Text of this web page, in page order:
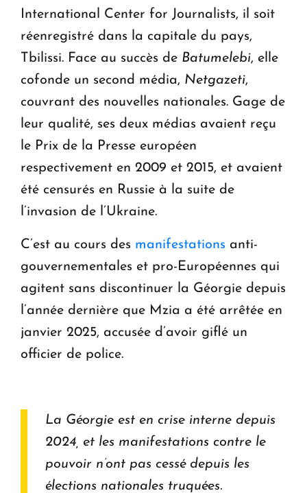
International Center for Journalists, il soit
réenregistré dans la capitale du pays,
Tbilissi. Face au succès de Batumelebi, elle
cofonde un second média, Netgazeti,
couvrant des nouvelles nationales. Gage de
leur qualité, ses deux médias avaient reçu
le Prix de la Presse européen
respectivement en 2009 et 2015, et avaient
été censurés en Russie à la suite de
l’invasion de l’Ukraine.
C’est au cours des manifestations anti-
gouvernementales et pro-Européennes qui
agitent sans discontinuer la Géorgie depuis
l’année dernière que Mzia a été arrêtée en
janvier 2025, accusée d’avoir giflé un
officier de police.
La Géorgie est en crise interne depuis
2024, et les manifestations contre le
pouvoir n’ont pas cessé depuis les
élections nationales truquées.